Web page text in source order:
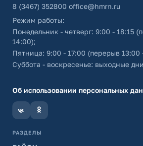
8 (3467) 352800 office@hmrn.ru
Режим работы:
Понедельник - четверг: 9:00 - 18:15
14:00);
Пятница: 9:00 - 17:00 (перерыв 13:00
Суббота - воскресенье: выходные
Об использовании персональных
РАЗДЕЛЫ